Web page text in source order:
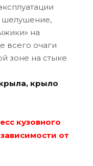
шелушение,
на
всего очаги
зоне на стыке
крыло
кузовного
от